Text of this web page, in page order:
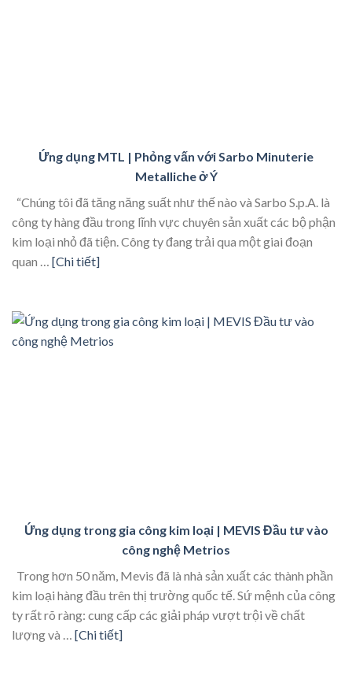
Ứng dụng MTL | Phỏng vấn với Sarbo Minuterie
Metalliche ở Ý
“Chúng tôi đã tăng năng suất như thế nào và Sarbo S.p.A. là
công ty hàng đầu trong lĩnh vực chuyên sản xuất các bộ phận
kim loại nhỏ đã tiện. Công ty đang trải qua một giai đoạn
quan … [Chi tiết]
Ứng dụng trong gia công kim loại | MEVIS Đầu tư vào
công nghệ Metrios
Trong hơn 50 năm, Mevis đã là nhà sản xuất các thành phần
kim loại hàng đầu trên thị trường quốc tế. Sứ mệnh của công
ty rất rõ ràng: cung cấp các giải pháp vượt trội về chất
lượng và … [Chi tiết]